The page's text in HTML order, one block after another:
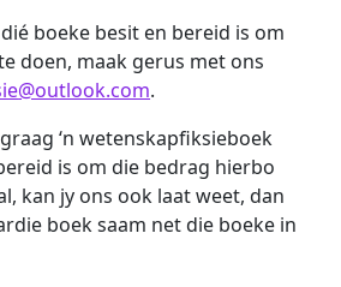
boeke besit en bereid is om
doen, maak gerus met ons
@outlook.com.
‘n wetenskapfiksieboek
is om die bedrag hierbo
kan jy ons ook laat weet, dan
boek saam net die boeke in